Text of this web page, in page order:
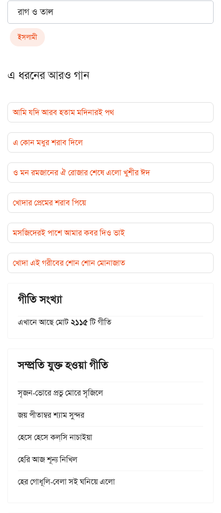
রাগ ও তাল
ইসলামী
এ ধরনের আরও গান
আমি যদি আরব হতাম মদিনারই পথ
এ কোন মধুর শরাব দিলে
ও মন রমজানের ঐ রোজার শেষে এলো খুশীর ঈদ
খোদার প্রেমের শরাব পিয়ে
মসজিদেরই পাশে আমার কবর দিও ভাই
খোদা এই গরীবের শোন শোন মোনাজাত
গীতি সংখ্যা
এখানে আছে মোট২১১৫টি গীতি
সম্প্রতি যুক্ত হওয়া গীতি
সৃজন-ভোরে প্রভু মোরে সৃজিলে
জয় পীতাম্বর শ্যাম সুন্দর
হেসে হেসে কল্‌সি নাচাইয়া
হেরি আজ শূন্য নিখিল
হের গোধূলি-বেলা সই ঘনিয়ে এলো